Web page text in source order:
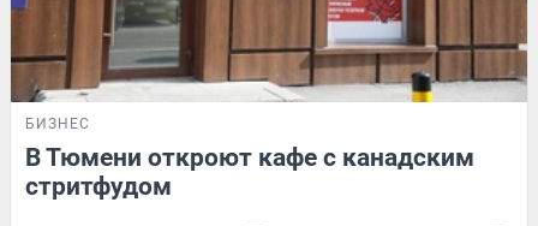
БИЗНЕС
В Тюмени откроют кафе с канадским
стритфудом